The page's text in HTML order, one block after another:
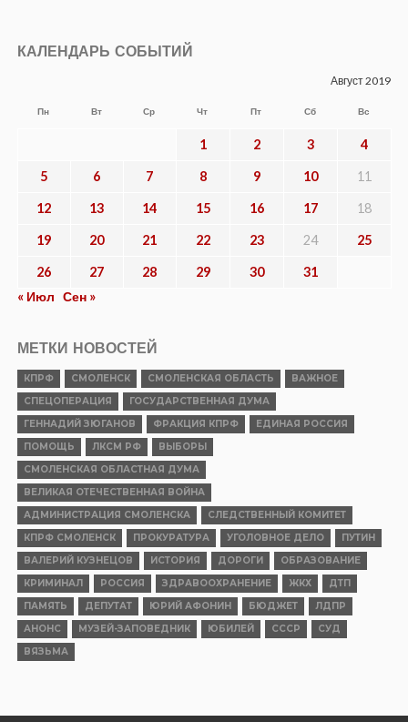
КАЛЕНДАРЬ СОБЫТИЙ
Август 2019
Пн Вт Ср Чт Пт Сб Вс
1 2 3 4
5 6 7 8 9 10 11
12 13 14 15 16 17 18
19 20 21 22 23 24 25
26 27 28 29 30
31
« Июл Сен »
МЕТКИ НОВОСТЕЙ
КПРФ СМОЛЕНСК СМОЛЕНСКАЯ ОБЛАСТЬ
ВАЖНОЕ
СПЕЦОПЕРАЦИЯ
ГОСУДАРСТВЕННАЯ ДУМА
ГЕННАДИЙ ЗЮГАНОВ
ФРАКЦИЯ КПРФ
ЕДИНАЯ РОССИЯ
ПОМОЩЬ
ЛКСМ РФ
ВЫБОРЫ
СМОЛЕНСКАЯ ОБЛАСТНАЯ ДУМА
ВЕЛИКАЯ ОТЕЧЕСТВЕННАЯ ВОЙНА
АДМИНИСТРАЦИЯ СМОЛЕНСКА
СЛЕДСТВЕННЫЙ КОМИТЕТ
КПРФ СМОЛЕНСК
ПРОКУРАТУРА УГОЛОВНОЕ ДЕЛО
ПУТИН
ВАЛЕРИЙ КУЗНЕЦОВ
ИСТОРИЯ ДОРОГИ
ОБРАЗОВАНИЕ
КРИМИНАЛ
РОССИЯ ЗДРАВООХРАНЕНИЕ ЖКХ
ДТП
ПАМЯТЬ
ДЕПУТАТ ЮРИЙ АФОНИН БЮДЖЕТ
ЛДПР
АНОНС
МУЗЕЙ-ЗАПОВЕДНИК ЮБИЛЕЙ СССР
СУД
ВЯЗЬМА